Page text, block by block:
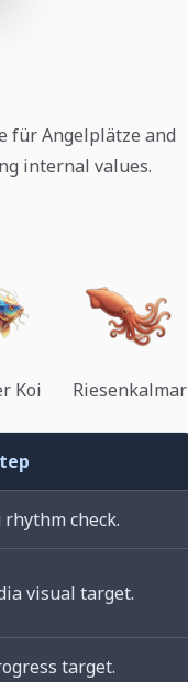
für Angelplätze and
internal values.
Koi Riesenkalmar
check.
visual target.
target.